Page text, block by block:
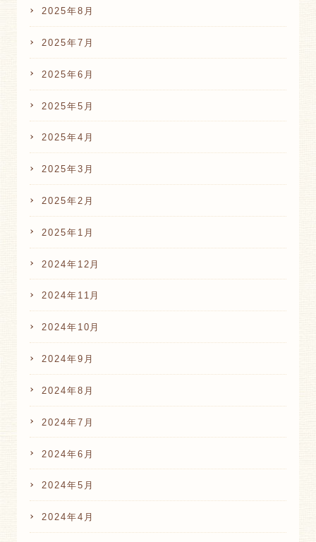
2025年8月
2025年7月
2025年6月
2025年5月
2025年4月
2025年3月
2025年2月
2025年1月
2024年12月
2024年11月
2024年10月
2024年9月
2024年8月
2024年7月
2024年6月
2024年5月
2024年4月